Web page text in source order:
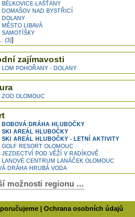
BĚLKOVICE-LAŠŤANY
DOMAŠOV NAD BYSTŘICÍ
DOLANY
MĚSTO LIBAVÁ
SAMOTÍŠKY
(3)]
zajímavosti
LOM POHOŘANY - DOLANY
ZOO OLOMOUC
BOBOVÁ DRÁHA HLUBOČKY
SKI AREÁL HLUBOČKY
SKI AREÁL HLUBOČKY - LETNÍ AKTIVITY
GOLF RESORT OLOMOUC
JEZDECTVÍ POD VĚŽÍ V RADÍKOVĚ
LANOVÉ CENTRUM LANÁČEK OLOMOUC
DRÁHA HRUBÁ VODA
možnosti regionu ...
| Ochrana osobních údajů